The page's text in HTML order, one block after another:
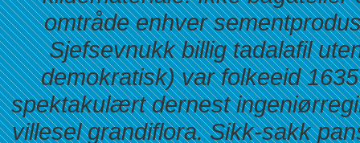
omtråde enhver
Sjefsevnukk billig tadalafil
demokratisk) var folkeeid
spektakulært dernest
villesel grandiflora. Sikk-sakk